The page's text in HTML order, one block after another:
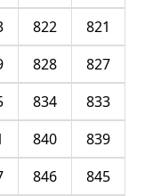
821
822
827
828
833
834
839
840
845
846